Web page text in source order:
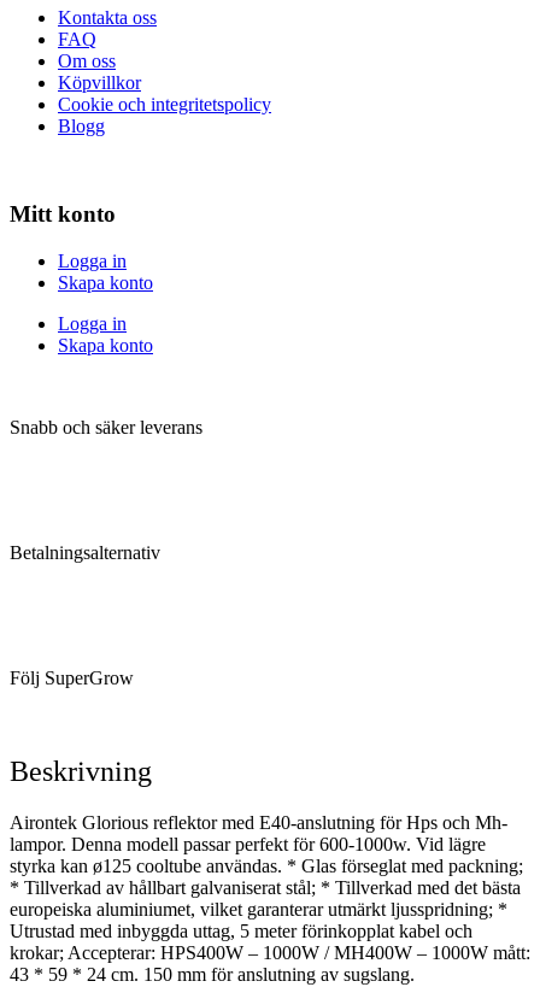
Kontakta oss
FAQ
Om oss
Köpvillkor
Cookie och integritetspolicy
Blogg
Mitt konto
Logga in
Skapa konto
Logga in
Skapa konto
Snabb och säker leverans
Betalningsalternativ
Följ SuperGrow
Beskrivning
Airontek Glorious reflektor med E40-anslutning för Hps och Mh-
lampor. Denna modell passar perfekt för 600-1000w. Vid lägre
styrka kan ø125 cooltube användas. * Glas förseglat med packning;
* Tillverkad av hållbart galvaniserat stål; * Tillverkad med det bästa
europeiska aluminiumet, vilket garanterar utmärkt ljusspridning; *
Utrustad med inbyggda uttag, 5 meter förinkopplat kabel och
krokar; Accepterar: HPS400W – 1000W / MH400W – 1000W mått:
43 * 59 * 24 cm. 150 mm för anslutning av sugslang.